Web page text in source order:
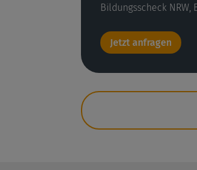
Bildungsscheck NRW,
Jetzt anfragen